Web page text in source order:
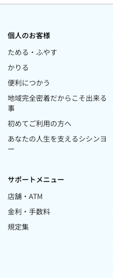
個人のお客様
ためる・ふやす
かりる
便利につかう
地域完全密着だからこそ出来る
事
初めてご利用の方へ
あなたの人生を支えるシシンヨ
ー
サポートメニュー
店舗・ATM
金利・手数料
規定集